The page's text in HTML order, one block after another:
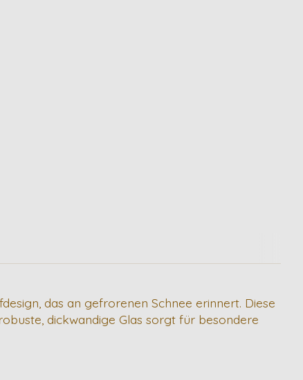
das an gefrorenen Schnee erinnert. Diese
dickwandige Glas sorgt für besondere